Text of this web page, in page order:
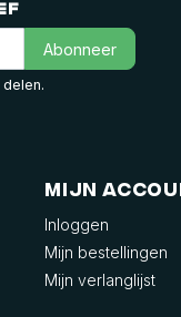
Abonneer
Mijn
Inloggen
Mijn bestellingen
Mijn verlanglijst